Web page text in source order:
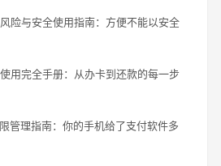
险与安全使用指南：方便不能以安全
用完全手册：从办卡到还款的每一步
管理指南：你的手机给了支付软件多